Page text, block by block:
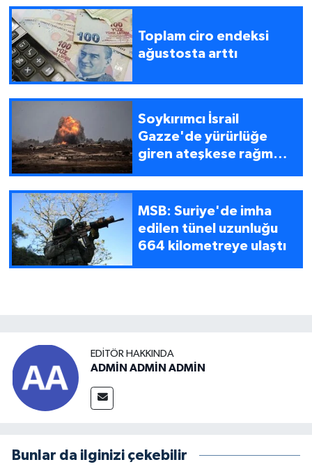
Toplam ciro endeksi
ağustosta arttı
Soykırımcı İsrail
Gazze'de yürürlüğe
giren ateşkese rağmen
ediyor
MSB: Suriye'de imha
edilen tünel uzunluğu
664 kilometreye ulaştı
EDITÖR HAKKINDA
ADMİN ADMİN ADMİN
Bunlar da ilginizi çekebilir